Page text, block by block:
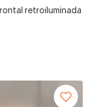
retroiluminada